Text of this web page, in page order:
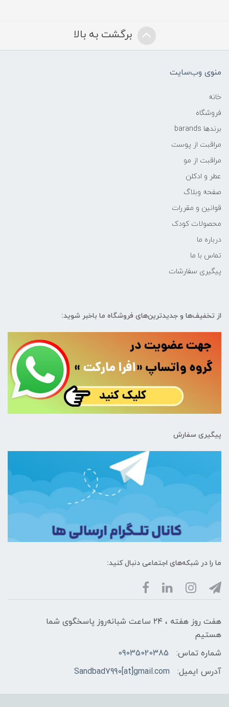
برگشت به بالا
منوی وب‌سایت
خانه
فروشگاه
برندها barands
مراقبت از پوست
مراقبت از مو
عطر و ادکلن
صفحه وبلاگ
قوانین و مقررات
محصولات کودک
درباره ما
تماس با ما
پیگیری سفارشات
از تخفیف‌ها و جدیدترین‌های فروشگاه ما باخبر شوید:
پیگیری سفارش
ما را در شبکه‌های اجتماعی دنبال کنید:
هفت روز هفته ، ۲۴ ساعت شبانه‌روز پاسخگوی شما
هستیم
شماره تماس:
09035020385
آدرس ایمیل:
Sandbad7990[at]gmail.com